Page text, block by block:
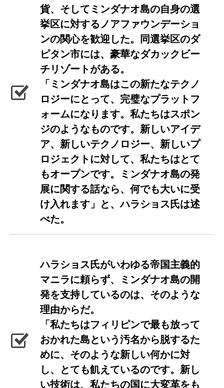
貨、そしてミンダナオ島の自身の選
挙区に対するノアファウンデーショ
ンの関心を歓迎した。同選挙区のダ
ピタン市には、豪華なダカックビー
チリゾートがある。
「ミンダナオ島はこの新たなテクノ
ロジーにとって、完璧なプラットフ
ォームになります。私たちはスポン
ジのようなものです。新しいアイデ
ア、新しいテクノロジー、新しいプ
ロジェクトに対して、私たちはとて
もオープンです。ミンダナオ島の発
展に関する話なら、何でも大いに受
け入れます」と、ハラショス氏は述
べた。
ハラショス氏がいわゆる帝国主義的
マニラに頼らず、ミンダナオ島の開
発を支持しているのは、そのような
理由からだ。
「私たちはフィリピンで最も放って
おかれた島という汚名から脱するた
めに、そのような新しい何かに対
し、とても飢えているのです。新し
い技術は、私たちの国に大変革をも